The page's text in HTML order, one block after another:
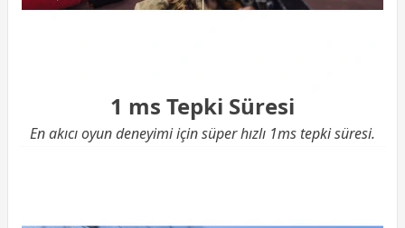
1 ms Tepki Süresi
En akıcı oyun deneyimi için süper hızlı 1ms tepki süresi.